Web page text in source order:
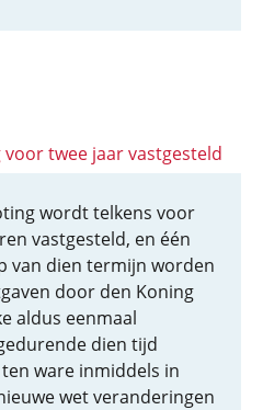
twee jaar vastgesteld
wordt telkens voor
vastgesteld, en één
van dien termijn worden
door den Koning
aldus eenmaal
dien tijd
ware inmiddels in
wet veranderingen